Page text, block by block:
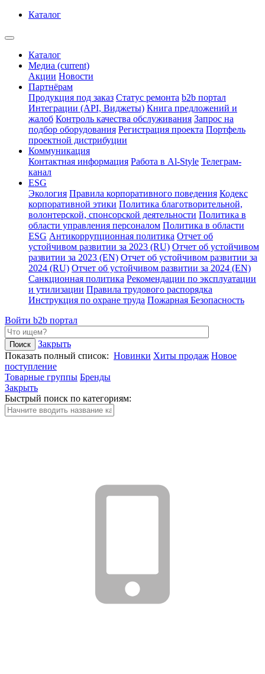
Каталог
Каталог
Медиа (current)
Акции Новости
Партнёрам
Продукция под заказ Статус ремонта b2b портал
Интеграции (API, Виджеты) Книга предложений и
жалоб Контроль качества обслуживания Запрос на
подбор оборудования Регистрация проекта Портфель
проектной дистрибуции
Коммуникация
Контактная информация Работа в Al-Style Телеграм-
канал
ESG
Экология Правила корпоративного поведения Кодекс
корпоративной этики Политика благотворительной,
волонтерской, спонсорской деятельности Политика в
области управления персоналом Политика в области
ESG Антикоррупционная политика Отчет об
устойчивом развитии за 2023 (RU) Отчет об устойчивом
развитии за 2023 (EN) Отчет об устойчивом развитии за
2024 (RU) Отчет об устойчивом развитии за 2024 (EN)
Санкционная политика Рекомендации по эксплуатации
и утилизации Правила трудового распорядка
Инструкция по охране труда Пожарная Безопасность
Войти b2b портал
Закрыть
Показать полный список: Новинки Хиты продаж Новое
поступление
Товарные группы Бренды
Закрыть
Быстрый поиск по категориям: